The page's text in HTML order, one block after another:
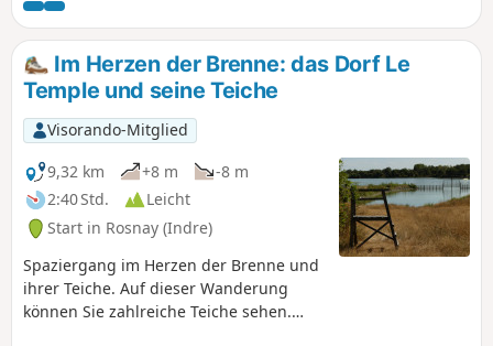
als Höhepunkt ein rosa Schloss!
Im Herzen der Brenne: das Dorf Le
Temple und seine Teiche
Visorando-Mitglied
9,32 km
+8 m
-8 m
2:40 Std.
Leicht
Start in Rosnay (Indre)
Spaziergang im Herzen der Brenne und
ihrer Teiche. Auf dieser Wanderung
können Sie zahlreiche Teiche sehen.